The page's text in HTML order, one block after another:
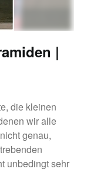
|
die kleinen
wir alle
genau,
unbedingt sehr